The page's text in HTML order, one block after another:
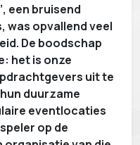
een bruisend
was opvallend veel
De boodschap
het is onze
uit te
duurzame
eventlocaties
op de